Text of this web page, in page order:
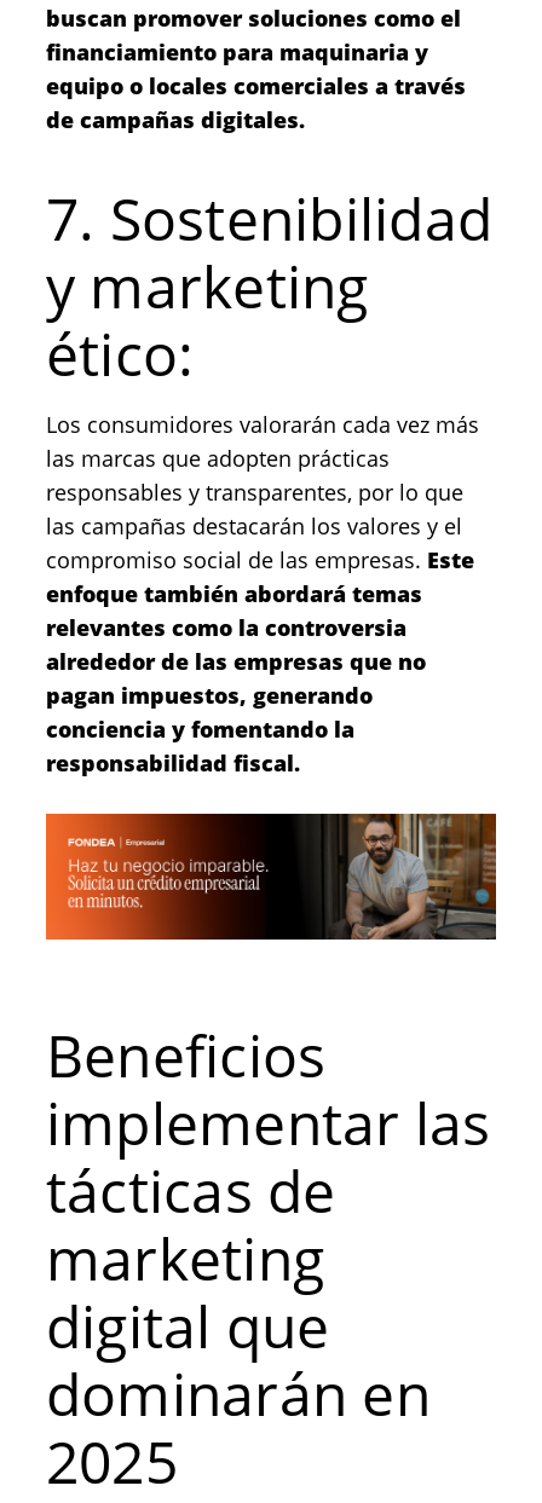
buscan promover soluciones como el
financiamiento para maquinaria y
equipo o locales comerciales a través
de campañas digitales.
7. Sostenibilidad
y marketing
ético:
Los consumidores valorarán cada vez más
las marcas que adopten prácticas
responsables y transparentes, por lo que
las campañas destacarán los valores y el
compromiso social de las empresas. Este
enfoque también abordará temas
relevantes como la controversia
alrededor de las empresas que no
pagan impuestos, generando
conciencia y fomentando la
responsabilidad fiscal.
Beneficios
implementar las
tácticas de
marketing
digital que
dominarán en
2025